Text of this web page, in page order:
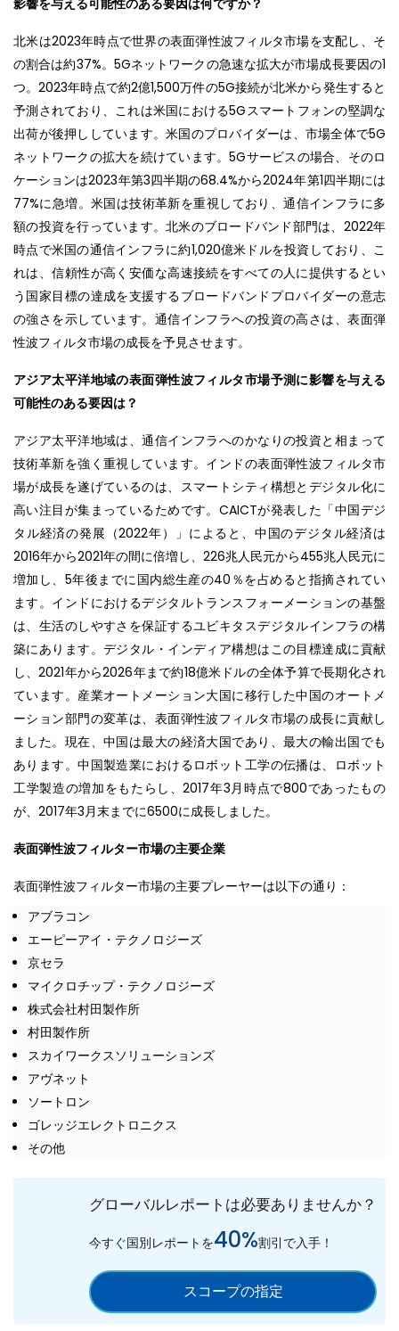
北米は2023年時点で世界の表面弾性波フィルタ市場を支配し、そ
の割合は約37%。5Gネットワークの急速な拡大が市場成長要因の1
つ。2023年時点で約2億1,500万件の5G接続が北米から発生すると
予測されており、これは米国における5Gスマートフォンの堅調な
出荷が後押ししています。米国のプロバイダーは、市場全体で5G
ネットワークの拡大を続けています。5Gサービスの場合、そのロ
ケーションは2023年第3四半期の68.4%から2024年第1四半期には
77%に急増。米国は技術革新を重視しており、通信インフラに多
額の投資を行っています。北米のブロードバンド部門は、2022年
時点で米国の通信インフラに約1,020億米ドルを投資しており、こ
れは、信頼性が高く安価な高速接続をすべての人に提供するとい
う国家目標の達成を支援するブロードバンドプロバイダーの意志
の強さを示しています。通信インフラへの投資の高さは、表面弾
性波フィルタ市場の成長を予見させます。
アジア太平洋地域の表面弾性波フィルタ市場予測に影響を与える
可能性のある要因は？
アジア太平洋地域は、通信インフラへのかなりの投資と相まって
技術革新を強く重視しています。インドの表面弾性波フィルタ市
場が成長を遂げているのは、スマートシティ構想とデジタル化に
高い注目が集まっているためです。CAICTが発表した「中国デジ
タル経済の発展（2022年）」によると、中国のデジタル経済は
2016年から2021年の間に倍増し、226兆人民元から455兆人民元に
増加し、5年後までに国内総生産の40％を占めると指摘されてい
ます。インドにおけるデジタルトランスフォーメーションの基盤
は、生活のしやすさを保証するユビキタスデジタルインフラの構
築にあります。デジタル・インディア構想はこの目標達成に貢献
し、2021年から2026年まで約18億米ドルの全体予算で長期化され
ています。産業オートメーション大国に移行した中国のオートメ
ーション部門の変革は、表面弾性波フィルタ市場の成長に貢献し
ました。現在、中国は最大の経済大国であり、最大の輸出国でも
あります。中国製造業におけるロボット工学の伝播は、ロボット
工学製造の増加をもたらし、2017年3月時点で800であったもの
が、2017年3月末までに6500に成長しました。
表面弾性波フィルター市場の主要企業
表面弾性波フィルター市場の主要プレーヤーは以下の通り：
アブラコン
エーピーアイ・テクノロジーズ
京セラ
マイクロチップ・テクノロジーズ
株式会社村田製作所
村田製作所
スカイワークスソリューションズ
アヴネット
ソートロン
ゴレッジエレクトロニクス
その他
グローバルレポートは必要ありませんか？
今すぐ国別レポートを40%割引で入手！
スコープの指定